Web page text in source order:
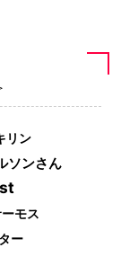
リン
ソンさん
モス
ー